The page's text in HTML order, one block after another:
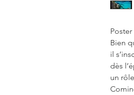
Bien
il
dès
un